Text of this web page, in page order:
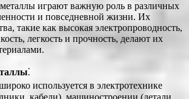
играют важную роль в различных
и повседневной жизни. Их
такие как высокая электропроводность,
легкость и прочность, делают их
⁚
используется в электротехнике